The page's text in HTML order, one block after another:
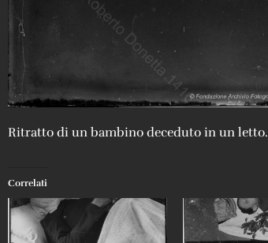
Ritratto di un bambino deceduto in un letto.
Correlati